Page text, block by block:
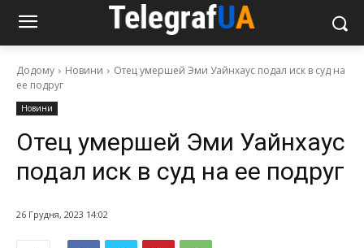
Додому Новини
Отец умершей Эми Уайнхаус подал иск в суд на
ее подруг
Новини
Отец умершей Эми Уайнхаус
подал иск в суд на ее подруг
26 Грудня, 2023 14:02